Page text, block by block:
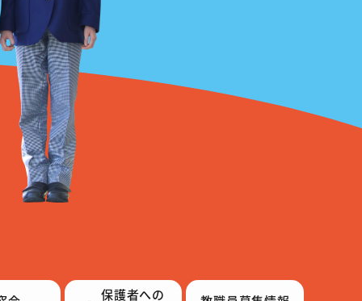
保護者への